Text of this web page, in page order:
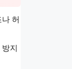
허
지